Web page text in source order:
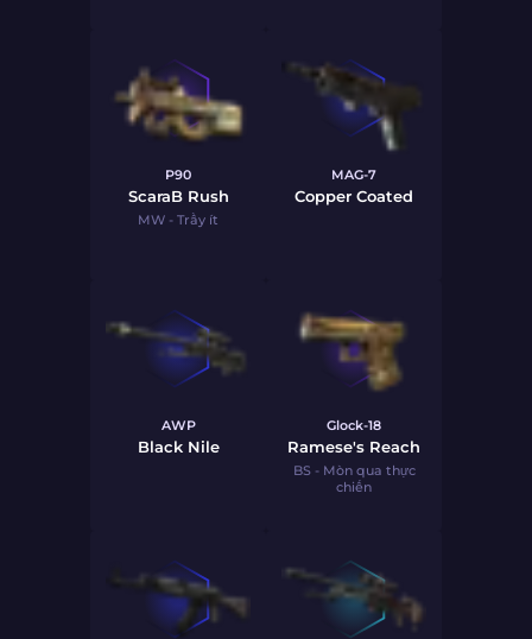
P90
ScaraB Rush
MW - Trầy ít
MAG-7
Copper Coated
AWP
Black Nile
Glock-18
Ramese's Reach
BS - Mòn qua thực
chiến